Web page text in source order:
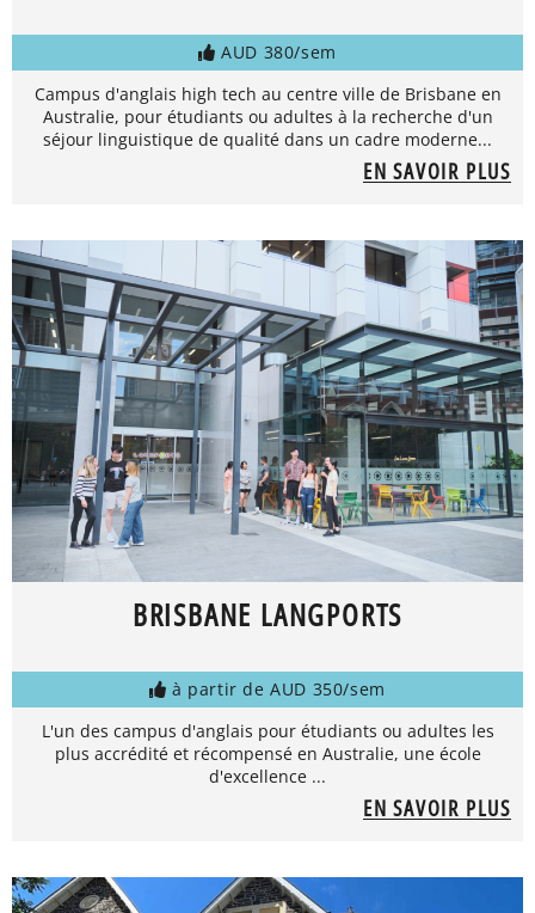
AUD 380/sem
Campus d'anglais high tech au centre ville de Brisbane en
Australie, pour étudiants ou adultes à la recherche d'un
séjour linguistique de qualité dans un cadre moderne...
EN SAVOIR PLUS
BRISBANE LANGPORTS
à partir de AUD 350/sem
L'un des campus d'anglais pour étudiants ou adultes les
plus accrédité et récompensé en Australie, une école
d'excellence ...
EN SAVOIR PLUS